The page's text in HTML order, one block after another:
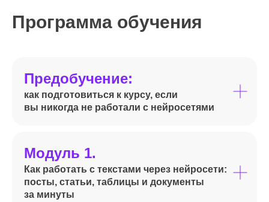
Программа обучения
Предобучение:
как подготовиться к курсу, если
вы никогда не работали с нейросетями
Модуль 1.
Как работать с текстами через нейросети:
посты, статьи, таблицы и документы
за минуты